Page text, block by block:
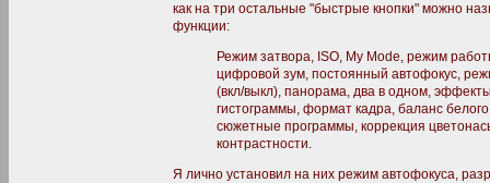
как на три остальные "быстрые кнопки" можно
функции:
Режим затвора, ISO, My Mode, режим
цифровой зум, постоянный автофокус,
(вкл/выкл), панорама, два в одном,
гистограммы, формат кадра, баланс
сюжетные программы, коррекция
контрастности.
Я лично установил на них режим автофокуса,